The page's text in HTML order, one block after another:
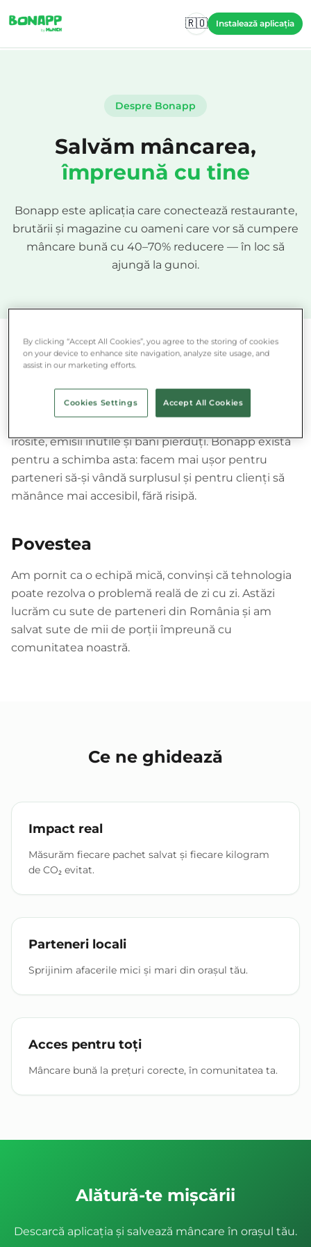
🇷🇴
Instalează aplicația
Despre Bonapp
Salvăm mâncarea,
împreună cu tine
Bonapp este aplicația care conectează restaurante,
brutării și magazine cu oameni care vor să cumpere
mâncare bună cu 40–70% reducere — în loc să
ajungă la gunoi.
Misiunea noastră
Aproximativ o treime din toată mâncarea produsă
irosite, emisii inutile și bani pierduți. Bonapp există
pentru a schimba asta: facem mai ușor pentru
parteneri să-și vândă surplusul și pentru clienți să
mănânce mai accesibil, fără risipă.
Povestea
Am pornit ca o echipă mică, convinși că tehnologia
poate rezolva o problemă reală de zi cu zi. Astăzi
lucrăm cu sute de parteneri din România și am
salvat sute de mii de porții împreună cu
comunitatea noastră.
Ce ne ghidează
Impact real
Măsurăm fiecare pachet salvat și fiecare kilogram
de CO₂ evitat.
Parteneri locali
Sprijinim afacerile mici și mari din orașul tău.
Acces pentru toți
Mâncare bună la prețuri corecte, în comunitatea ta.
Alătură-te mișcării
Descarcă aplicația și salvează mâncare în orașul tău.
By clicking “Accept All Cookies”, you agree to the storing of cookies
on your device to enhance site navigation, analyze site usage, and
assist in our marketing efforts.
Cookies Settings Accept All Cookies